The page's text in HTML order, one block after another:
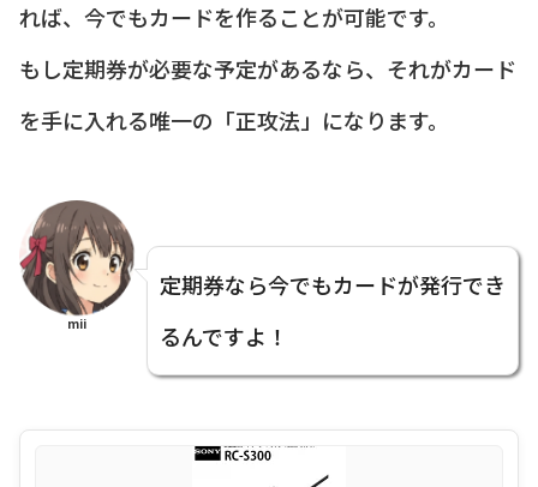
れば、今でもカードを作ることが可能です。
もし定期券が必要な予定があるなら、それがカード
を手に入れる唯一の「正攻法」になります。
mii
定期券なら今でもカードが発行でき
るんですよ！